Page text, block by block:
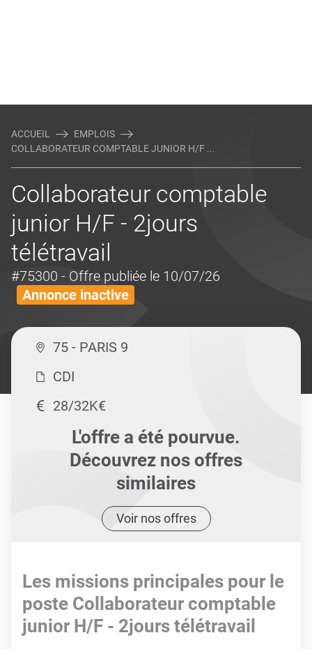
ACCUEIL
EMPLOIS
COLLABORATEUR COMPTABLE JUNIOR H/F ...
Collaborateur comptable
junior H/F - 2jours
télétravail
#75300 - Offre publiée le 10/07/26
Annonce inactive
75 - PARIS 9
CDI
28/32K€
L'offre a été pourvue.
Découvrez nos offres
similaires
Voir nos offres
Les missions principales pour le
poste Collaborateur comptable
junior H/F - 2jours télétravail